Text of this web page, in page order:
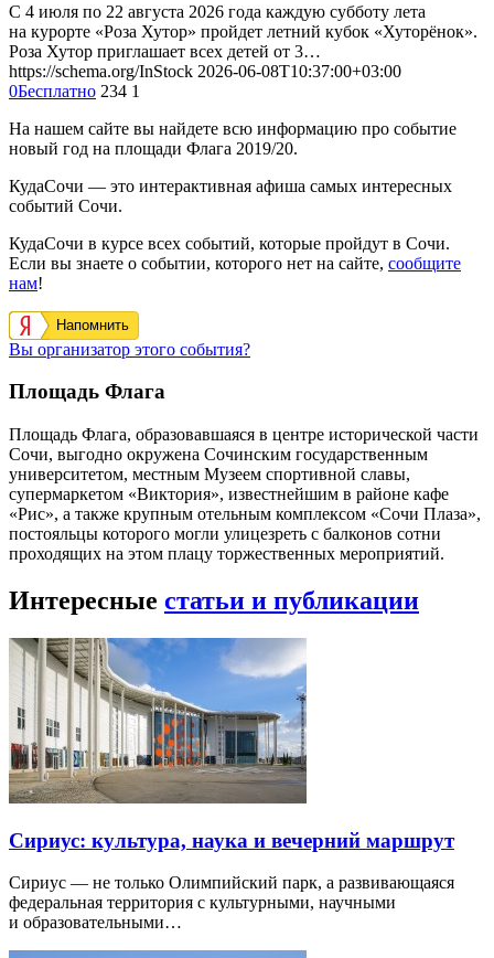
С 4 июля по 22 августа 2026 года каждую субботу лета
на курорте «Роза Хутор» пройдет летний кубок «Хуторёнок».
Роза Хутор приглашает всех детей от 3…
https://schema.org/InStock 2026-06-08T10:37:00+03:00
0Бесплатно 234 1
На нашем сайте вы найдете всю информацию про событие
новый год на площади Флага 2019/20.
КудаСочи — это интерактивная афиша самых интересных
событий Сочи.
КудаСочи в курсе всех событий, которые пройдут в Сочи.
Если вы знаете о событии, которого нет на сайте, сообщите
нам!
Напомнить
Вы организатор этого события?
Площадь Флага
Площадь Флага, образовавшаяся в центре исторической части
Сочи, выгодно окружена Сочинским государственным
университетом, местным Музеем спортивной славы,
супермаркетом «Виктория», известнейшим в районе кафе
«Рис», а также крупным отельным комплексом «Сочи Плаза»,
постояльцы которого могли улицезреть с балконов сотни
проходящих на этом плацу торжественных мероприятий.
Интересные статьи и публикации
Сириус: культура, наука и вечерний маршрут
Сириус — не только Олимпийский парк, а развивающаяся
федеральная территория с культурными, научными
и образовательными…